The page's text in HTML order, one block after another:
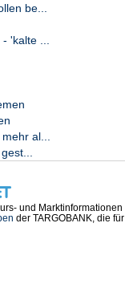
be...
'kalte ...
al...
und Marktinformationen
der TARGOBANK, die